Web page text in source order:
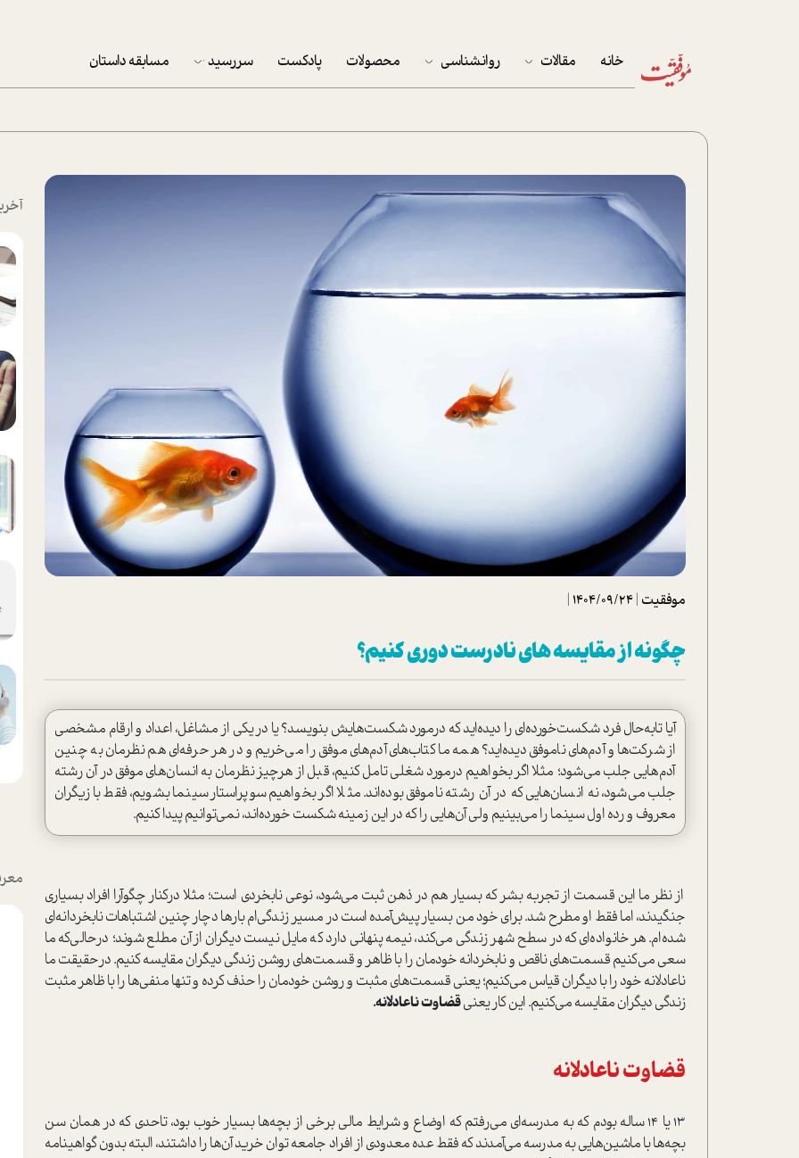
خانه مقالات
پرونده ویژه
تحلیل فیلم
روانشناسی محصولات پادکست سررسید مسابقه داستان
موفقیت |
1404/09/24
|
چگونه از مقایسه های نادرست دوری کنیم؟
آيا تابه‌حال فرد شکست‌خورده‌ای را دیده‌اید که درمورد شکست‌هایش بنویسد؟ یا در یکی از مشاغل، اعداد و ارقام مشخصی
از شرکت‌ها و آدم‌های ناموفق دیده‌اید؟ همه ما کتاب‌های آدم‌های موفق را می‌خریم و در هر حرفه‌ای هم نظرمان به چنین
آدم‌هایی جلب می‌شود؛ مثلا اگر بخواهیم درمورد شغلی تامل کنیم، قبل از هرچیز نظرمان به انسان‌های موفق در آن رشته
جلب می‌شود، نه انسان‌هایی که در آن رشته ناموفق بوده‌اند. مثلا اگر بخواهیم سوپرا‌ستار سینما بشویم، فقط بازیگران
معروف و رده اول سینما را می‌بینیم ولی آن‌هایی را که در این زمینه شکست خورده‌اند، نمی‌توانیم پیدا کنیم.
از نظر ما این قسمت از تجربه بشر که بسیار هم در ذهن ثبت می‌شود، نوعی نابخردی ا‌ست؛ مثلا در‌کنار چگوآرا افراد بسیاری
جنگیدند، اما فقط او مطرح شد. برای خود من بسیار پیش‌آمده ا‌ست در مسیر زندگی‌ام بارها دچار چنین اشتباهات نابخردانه‌ای
شده‌ام. هر خانواده‌ای که در سطح شهر زندگی می‌کند، نیمه پنهانی دارد که مایل نیست دیگران از آن مطلع شوند؛ در‌حالی‌که ما
سعی می‌کنیم قسمت‌های ناقص و نابخردانه خودمان را با ظاهر و قسمت‌های روشن زندگی دیگران مقایسه کنیم. در‌حقیقت ما
ناعادلانه خود را با دیگران قیاس می‌کنیم؛ یعنی قسمت‌های مثبت و روشن خودمان را حذف کرده و تنها منفي‌ها را با ظاهر مثبت
زندگی دیگران مقایسه می‌کنیم. این کار یعنیقضاوت ناعادلانه.
قضاوت ناعادلانه
13 یا 14 ساله بودم که به مدرسه‌ای می‌رفتم که اوضاع و شرایط مالی برخی از بچه‌ها بسیار خوب بود، تاحدی که در همان سن
بچه‌ها با ماشین‌هایی به مدرسه می‌آمدند که فقط عده معدودی از افراد جامعه توان خرید آن‌ها را داشتند، البته بدون گواهینامه